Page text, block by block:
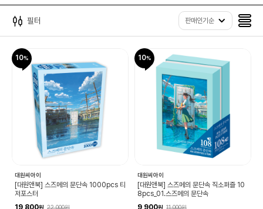
필터 판매인기순
10
대원씨아이
[대원앤북] 스즈메의 문단속 1000pcs 티
저포스터
19,800
22,000
10
대원씨아이
[대원앤북] 스즈메의 문단속 직소퍼즐 10
8pcs_01.스즈메의 문단속
9,900
11,000